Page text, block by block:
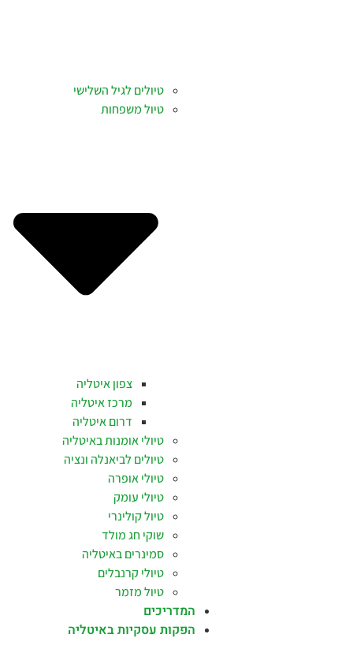
טיולים לגיל השלישי
טיול משפחות
צפון איטליה
מרכז איטליה
דרום איטליה
טיולי אומנות באיטליה
טיולים לביאנלה ונציה
טיולי אופרה
טיולי עומק
טיול קולינרי
שוקי חג מולד
סמינרים באיטליה
טיולי קרנבלים
טיול מזמר
המדריכים
הפקות עסקיות באיטליה